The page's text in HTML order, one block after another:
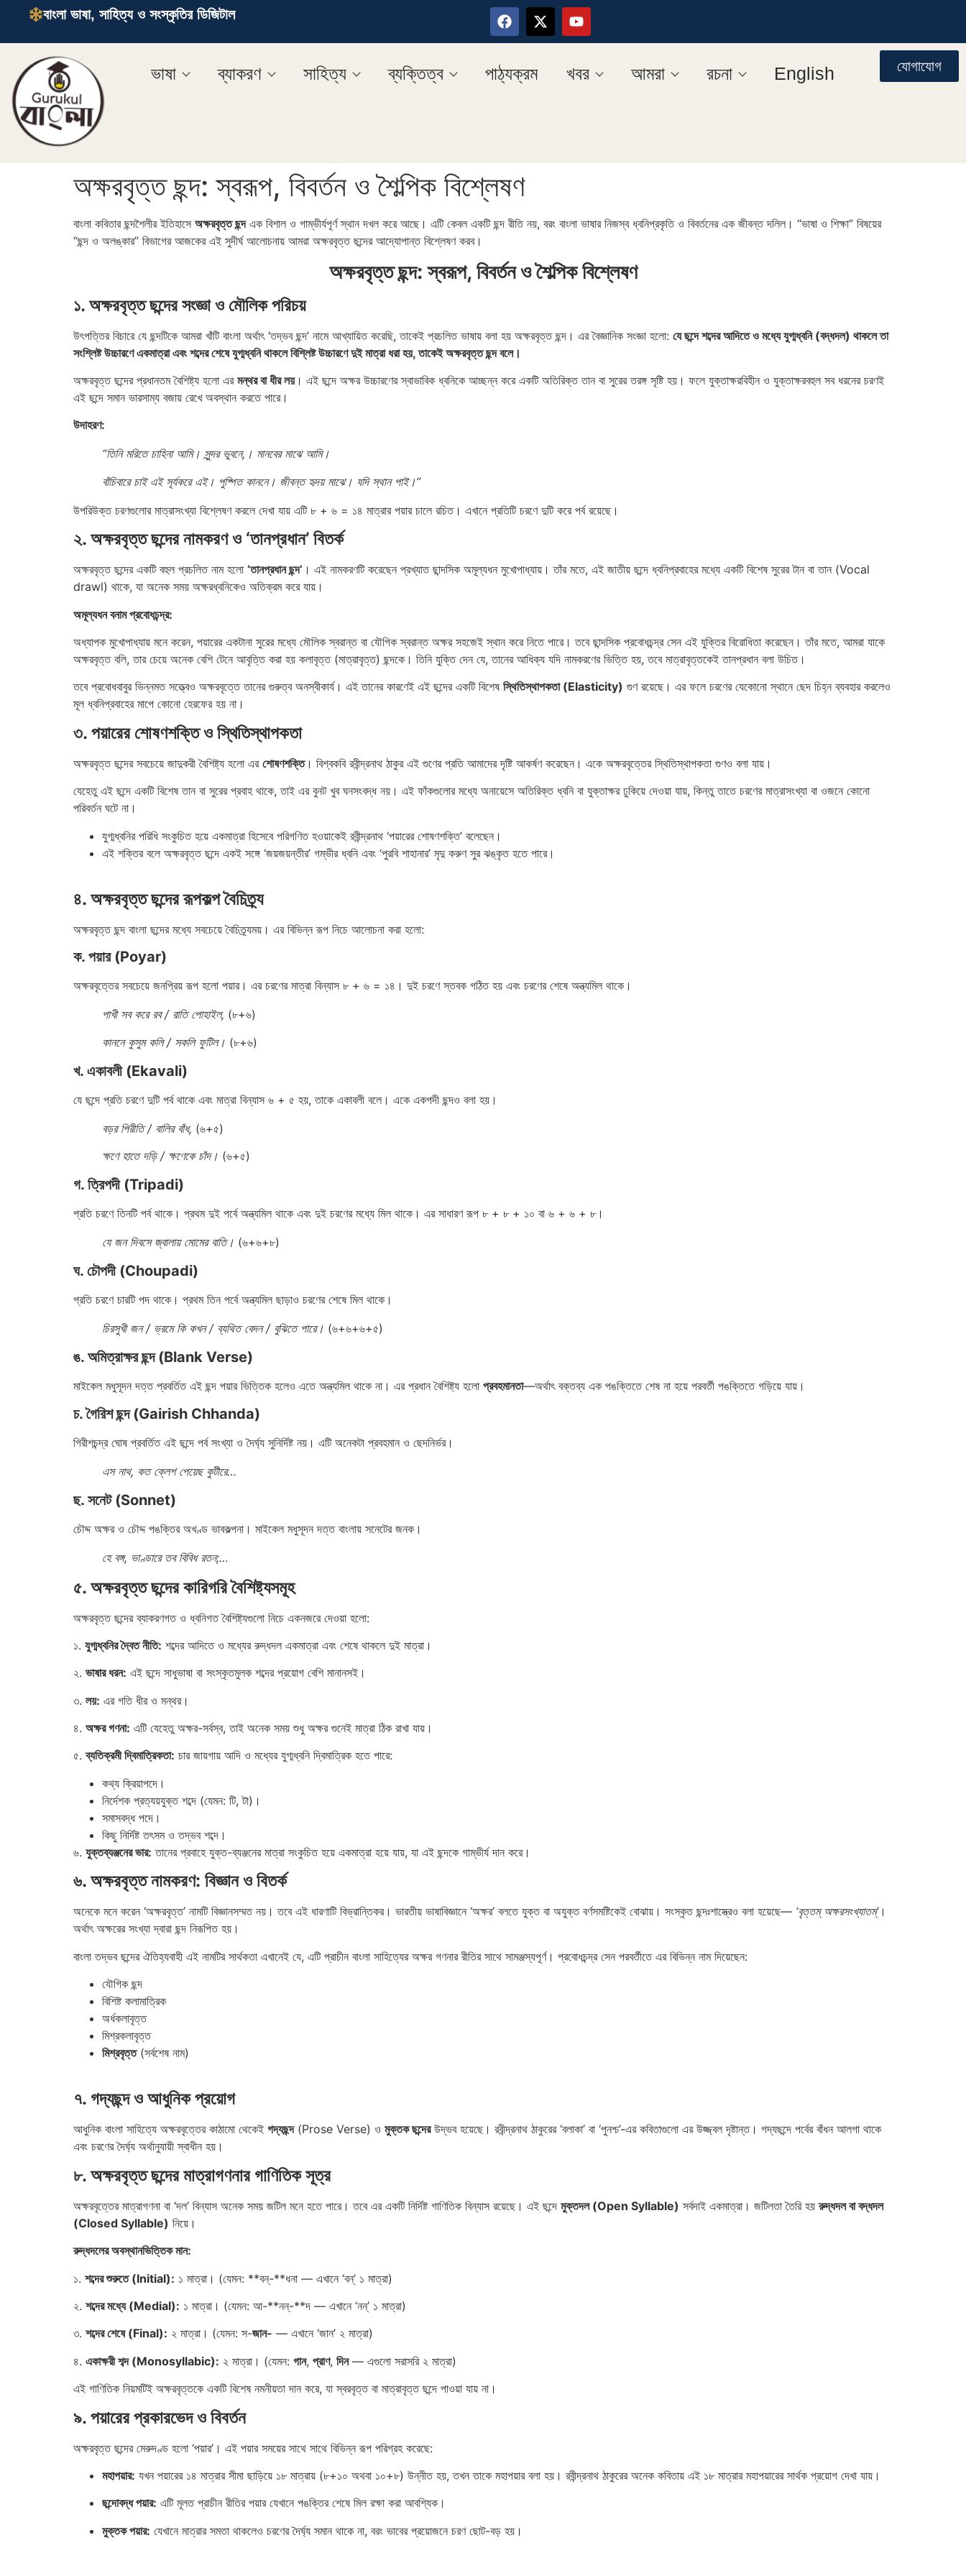
বাংলা ভাষা, সাহিত্য ও সংস্কৃতির ডিজিটাল
ভাষা ব্যাকরণ সাহিত্য ব্যক্তিত্ব পাঠ্যক্রম খবর আমরা রচনা English যোগাযোগ
অক্ষরবৃত্ত ছন্দ: স্বরূপ, বিবর্তন ও শৈল্পিক বিশ্লেষণ
বাংলা কবিতার ছন্দশৈলীর ইতিহাসে অক্ষরবৃত্ত ছন্দএক বিশাল ও গাম্ভীর্যপূর্ণ স্থান দখল করে আছে। এটি কেবল একটি ছন্দ রীতি নয়, বরং বাংলা ভাষার নিজস্ব ধ্বনিপ্রকৃতি ও বিবর্তনের এক জীবন্ত দলিল। “ভাষা ও শিক্ষা” বিষয়ের
“ছন্দ ও অলঙ্কার” বিভাগের আজকের এই সুদীর্ঘ আলোচনায় আমরা অক্ষরবৃত্ত ছন্দের আদ্যোপান্ত বিশ্লেষণ করব।
অক্ষরবৃত্ত ছন্দ: স্বরূপ, বিবর্তন ও শৈল্পিক বিশ্লেষণ
১. অক্ষরবৃত্ত ছন্দের সংজ্ঞা ও মৌলিক পরিচয়
উৎপত্তির বিচারে যে ছন্দটিকে আমরা খাঁটি বাংলা অর্থাৎ ‘তদ্ভব ছন্দ’ নামে আখ্যায়িত করেছি, তাকেই প্রচলিত ভাষায় বলা হয় অক্ষরবৃত্ত ছন্দ। এর বৈজ্ঞানিক সংজ্ঞা হলো: যে ছন্দে শব্দের আদিতে ও মধ্যে যুগ্মধ্বনি (বদ্ধদল) থাকলে তা
সংশ্লিষ্ট উচ্চারণে একমাত্রা এবং শব্দের শেষে যুগ্মধ্বনি থাকলে বিশ্লিষ্ট উচ্চারণে দুই মাত্রা ধরা হয়, তাকেই অক্ষরবৃত্ত ছন্দ বলে।
অক্ষরবৃত্ত ছন্দের প্রধানতম বৈশিষ্ট্য হলো এর মন্থর বা ধীর লয়। এই ছন্দে অক্ষর উচ্চারণের স্বাভাবিক ধ্বনিকে আচ্ছন্ন করে একটি অতিরিক্ত তান বা সুরের তরঙ্গ সৃষ্টি হয়। ফলে যুক্তাক্ষরবিহীন ও যুক্তাক্ষরবহুল সব ধরনের চরণই
এই ছন্দে সমান ভারসাম্য বজায় রেখে অবস্থান করতে পারে।
উদাহরণ:
“তিনি মরিতে চাহিনা আমি। সুন্দর ভুবনে,। মানবের মাঝে আমি।
বাঁচিবারে চাই এই সূর্যকরে এই। পুষ্পিত কাননে। জীবন্ত হৃদয় মাঝে। যদি স্থান পাই।”
উপরিউক্ত চরণগুলোর মাত্রাসংখ্যা বিশ্লেষণ করলে দেখা যায় এটি ৮ + ৬ = ১৪ মাত্রার পয়ার চালে রচিত। এখানে প্রতিটি চরণে দুটি করে পর্ব রয়েছে।
২. অক্ষরবৃত্ত ছন্দের নামকরণ ও ‘তানপ্রধান’ বিতর্ক
অক্ষরবৃত্ত ছন্দের একটি বহুল প্রচলিত নাম হলো ‘তানপ্রধান ছন্দ’ । এই নামকরণটি করেছেন প্রখ্যাত ছান্দসিক অমূল্যধন মুখোপাধ্যায়। তাঁর মতে, এই জাতীয় ছন্দে ধ্বনিপ্রবাহের মধ্যে একটি বিশেষ সুরের টান বা তান (Vocal
drawl) থাকে, যা অনেক সময় অক্ষরধ্বনিকেও অতিক্রম করে যায়।
অমূল্যধন বনাম প্রবোধচন্দ্র:
অধ্যাপক মুখোপাধ্যায় মনে করেন, পয়ারের একটানা সুরের মধ্যে মৌলিক স্বরান্ত বা যৌগিক স্বরান্ত অক্ষর সহজেই স্থান করে নিতে পারে। তবে ছান্দসিক প্রবোধচন্দ্র সেন এই যুক্তির বিরোধিতা করেছেন। তাঁর মতে, আমরা যাকে
অক্ষরবৃত্ত বলি, তার চেয়ে অনেক বেশি টেনে আবৃত্তি করা হয় কলাবৃত্ত (মাত্রাবৃত্ত) ছন্দকে। তিনি যুক্তি দেন যে, তানের আধিক্য যদি নামকরণের ভিত্তি হয়, তবে মাত্রাবৃত্তকেই তানপ্রধান বলা উচিত।
তবে প্রবোধবাবুর ভিন্নমত সত্ত্বেও অক্ষরবৃত্তে তানের গুরুত্ব অনস্বীকার্য। এই তানের কারণেই এই ছন্দের একটি বিশেষ স্থিতিস্থাপকতা (Elasticity) গুণ রয়েছে। এর ফলে চরণের যেকোনো স্থানে ছেদ চিহ্ন ব্যবহার করলেও
মূল ধ্বনিপ্রবাহের মাপে কোনো হেরফের হয় না।
৩. পয়ারের শোষণশক্তি ও স্থিতিস্থাপকতা
অক্ষরবৃত্ত ছন্দের সবচেয়ে জাদুকরী বৈশিষ্ট্য হলো এর শোষণশক্তি। বিশ্বকবি রবীন্দ্রনাথ ঠাকুর এই গুণের প্রতি আমাদের দৃষ্টি আকর্ষণ করেছেন। একে অক্ষরবৃত্তের স্থিতিস্থাপকতা গুণও বলা যায়।
যেহেতু এই ছন্দে একটি বিশেষ তান বা সুরের প্রবাহ থাকে, তাই এর বুনট খুব ঘনসংবদ্ধ নয়। এই ফাঁকগুলোর মধ্যে অনায়েসে অতিরিক্ত ধ্বনি বা যুক্তাক্ষর ঢুকিয়ে দেওয়া যায়, কিন্তু তাতে চরণের মাত্রাসংখ্যা বা ওজনে কোনো
পরিবর্তন ঘটে না।
যুগ্মধ্বনির পরিধি সংকুচিত হয়ে একমাত্রা হিসেবে পরিগণিত হওয়াকেই রবীন্দ্রনাথ ‘পয়ারের শোষণশক্তি’ বলেছেন।
এই শক্তির বলে অক্ষরবৃত্ত ছন্দে একই সঙ্গে ‘জয়জয়ন্তীর’ গম্ভীর ধ্বনি এবং ‘পুরবি শাহানার’ মৃদু করুণ সুর ঝঙ্কৃত হতে পারে।
৪. অক্ষরবৃত্ত ছন্দের রূপকল্প বৈচিত্র্য
অক্ষরবৃত্ত ছন্দ বাংলা ছন্দের মধ্যে সবচেয়ে বৈচিত্র্যময়। এর বিভিন্ন রূপ নিচে আলোচনা করা হলো:
ক. পয়ার (Poyar)
অক্ষরবৃত্তের সবচেয়ে জনপ্রিয় রূপ হলো পয়ার। এর চরণের মাত্রা বিন্যাস ৮ + ৬ = ১৪। দুই চরণে স্তবক গঠিত হয় এবং চরণের শেষে অন্ত্যমিল থাকে।
পাখী সব করে রব / রাতি পোহাইল, (৮+৬)
কাননে কুসুম কলি / সকলি ফুটিল। (৮+৬)
খ. একাবলী (Ekavali)
যে ছন্দে প্রতি চরণে দুটি পর্ব থাকে এবং মাত্রা বিন্যাস ৬ + ৫ হয়, তাকে একাবলী বলে। একে একপদী ছন্দও বলা হয়।
বড়র পিরীতি / বালির বাঁধ, (৬+৫)
ক্ষণে হাতে দড়ি / ক্ষণেকে চাঁদ। (৬+৫)
গ. ত্রিপদী (Tripadi)
প্রতি চরণে তিনটি পর্ব থাকে। প্রথম দুই পর্বে অন্ত্যমিল থাকে এবং দুই চরণের মধ্যে মিল থাকে। এর সাধারণ রূপ ৮ + ৮ + ১০ বা ৬ + ৬ + ৮।
যে জন দিবসে জ্বালায় মোমের বাতি। (৬+৬+৮)
ঘ. চৌপদী (Choupadi)
প্রতি চরণে চারটি পদ থাকে। প্রথম তিন পর্বে অন্ত্যমিল ছাড়াও চরণের শেষে মিল থাকে।
চিরসুখী জন / ভ্রমে কি কখন / ব্যথিত বেদন / বুঝিতে পারে। (৬+৬+৬+৫)
ঙ. অমিত্রাক্ষর ছন্দ (Blank Verse)
মাইকেল মধুসূদন দত্ত প্রবর্তিত এই ছন্দ পয়ার ভিত্তিক হলেও এতে অন্ত্যমিল থাকে না। এর প্রধান বৈশিষ্ট্য হলো প্রবহমানতা—অর্থাৎ বক্তব্য এক পঙক্তিতে শেষ না হয়ে পরবর্তী পঙক্তিতে গড়িয়ে যায়।
চ. গৈরিশ ছন্দ (Gairish Chhanda)
গিরীশচন্দ্র ঘোষ প্রবর্তিত এই ছন্দে পর্ব সংখ্যা ও দৈর্ঘ্য সুনির্দিষ্ট নয়। এটি অনেকটা প্রবহমান ও ছেদনির্ভর।
এস নাথ, কত ক্লেশ পেয়েছ কুটীরে…
ছ. সনেট (Sonnet)
চৌদ্দ অক্ষর ও চৌদ্দ পঙক্তির অখণ্ড ভাবকল্পনা। মাইকেল মধুসূদন দত্ত বাংলায় সনেটের জনক।
হে বঙ্গ, ভাণ্ডারে তব বিবিধ রতন;…
৫. অক্ষরবৃত্ত ছন্দের কারিগরি বৈশিষ্ট্যসমূহ
অক্ষরবৃত্ত ছন্দের ব্যাকরণগত ও ধ্বনিগত বৈশিষ্ট্যগুলো নিচে একনজরে দেওয়া হলো:
১. যুগ্মধ্বনির দ্বৈত নীতি: শব্দের আদিতে ও মধ্যের রুদ্ধদল একমাত্রা এবং শেষে থাকলে দুই মাত্রা।
২. ভাষার ধরন: এই ছন্দে সাধুভাষা বা সংস্কৃতমুলক শব্দের প্রয়োগ বেশি মানানসই।
৩. লয়: এর গতি ধীর ও মন্থর।
৪. অক্ষর গণনা: এটি যেহেতু অক্ষর-সর্বস্ব, তাই অনেক সময় শুধু অক্ষর গুনেই মাত্রা ঠিক রাখা যায়।
৫.ব্যতিক্রমী দ্বিমাত্রিকতা: চার জায়গায় আদি ও মধ্যের যুগ্মধ্বনি দ্বিমাত্রিক হতে পারে:
কথ্য ক্রিয়াপদে।
নির্দেশক প্রত্যয়যুক্ত শব্দে (যেমন: টি, টা)।
সমাসবদ্ধ পদে।
কিছু নির্দিষ্ট তৎসম ও তদ্ভব শব্দে।
৬. যুক্তব্যঞ্জনের ভার: তানের প্রবাহে যুক্ত-ব্যঞ্জনের মাত্রা সংকুচিত হয়ে একমাত্রা হয়ে যায়, যা এই ছন্দকে গাম্ভীর্য দান করে।
৬. অক্ষরবৃত্ত নামকরণ: বিজ্ঞান ও বিতর্ক
অনেকে মনে করেন ‘অক্ষরবৃত্ত’ নামটি বিজ্ঞানসম্মত নয়। তবে এই ধারণাটি বিভ্রান্তিকর। ভারতীয় ভাষাবিজ্ঞানে ‘অক্ষর’ বলতে যুক্ত বা অযুক্ত বর্ণসমষ্টিকেই বোঝায়। সংস্কৃত ছন্দঃশাস্ত্রেও বলা হয়েছে— ‘বৃত্তম্ অক্ষরসংখ্যাতম্’।
অর্থাৎ অক্ষরের সংখ্যা দ্বারা ছন্দ নিরূপিত হয়।
বাংলা তদ্ভব ছন্দের ঐতিহ্যবাহী এই নামটির সার্থকতা এখানেই যে, এটি প্রাচীন বাংলা সাহিত্যের অক্ষর গণনার রীতির সাথে সামঞ্জস্যপূর্ণ। প্রবোধচন্দ্র সেন পরবর্তীতে এর বিভিন্ন নাম দিয়েছেন:
যৌগিক ছন্দ
বিশিষ্ট কলামাত্রিক
অর্ধকলাবৃত্ত
মিশ্রকলাবৃত্ত
মিশ্রবৃত্ত(সর্বশেষ নাম)
৭. গদ্যছন্দ ও আধুনিক প্রয়োগ
আধুনিক বাংলা সাহিত্যে অক্ষরবৃত্তের কাঠামো থেকেই গদ্যছন্দ(Prose Verse) ও মুক্তক ছন্দেরউদ্ভব হয়েছে। রবীন্দ্রনাথ ঠাকুরের ‘বলাকা’ বা ‘পুনশ্চ’-এর কবিতাগুলো এর উজ্জ্বল দৃষ্টান্ত। গদ্যছন্দে পর্বের বাঁধন আলগা থাকে
এবং চরণের দৈর্ঘ্য অর্থানুযায়ী স্বাধীন হয়।
৮. অক্ষরবৃত্ত ছন্দের মাত্রাগণনার গাণিতিক সূত্র
অক্ষরবৃত্তের মাত্রাগণনা বা ‘দল’ বিন্যাস অনেক সময় জটিল মনে হতে পারে। তবে এর একটি নির্দিষ্ট গাণিতিক বিন্যাস রয়েছে। এই ছন্দে মুক্তদল (Open Syllable) সর্বদাই একমাত্রা। জটিলতা তৈরি হয়রুদ্ধদল বা বদ্ধদল
(Closed Syllable) নিয়ে।
রুদ্ধদলের অবস্থানভিত্তিক মান:
১. শব্দের শুরুতে (Initial): ১ মাত্রা। (যেমন: **বন্-**ধনা — এখানে ‘বন্’ ১ মাত্রা)
২. শব্দের মধ্যে (Medial): ১ মাত্রা। (যেমন: আ-**নন্-**দ — এখানে ‘নন্’ ১ মাত্রা)
৩. শব্দের শেষে (Final): ২ মাত্রা। (যেমন: স-জান- — এখানে ‘জান’ ২ মাত্রা)
৪. একাক্ষরী শব্দ (Monosyllabic): ২ মাত্রা। (যেমন: গান, প্রাণ, দিন— এগুলো সরাসরি ২ মাত্রা)
এই গাণিতিক নিয়মটিই অক্ষরবৃত্তকে একটি বিশেষ নমনীয়তা দান করে, যা স্বরবৃত্ত বা মাত্রাবৃত্ত ছন্দে পাওয়া যায় না।
৯. পয়ারের প্রকারভেদ ও বিবর্তন
অক্ষরবৃত্ত ছন্দের মেরুদণ্ড হলো ‘পয়ার’। এই পয়ার সময়ের সাথে সাথে বিভিন্ন রূপ পরিগ্রহ করেছে:
মহাপয়ার: যখন পয়ারের ১৪ মাত্রার সীমা ছাড়িয়ে ১৮ মাত্রায় (৮+১০ অথবা ১০+৮) উন্নীত হয়, তখন তাকে মহাপয়ার বলা হয়। রবীন্দ্রনাথ ঠাকুরের অনেক কবিতায় এই ১৮ মাত্রার মহাপয়ারের সার্থক প্রয়োগ দেখা যায়।
ছন্দোবদ্ধ পয়ার: এটি মূলত প্রাচীন রীতির পয়ার যেখানে পঙক্তির শেষে মিল রক্ষা করা আবশ্যিক।
মুক্তক পয়ার: যেখানে মাত্রার সমতা থাকলেও চরণের দৈর্ঘ্য সমান থাকে না, বরং ভাবের প্রয়োজনে চরণ ছোট-বড় হয়।